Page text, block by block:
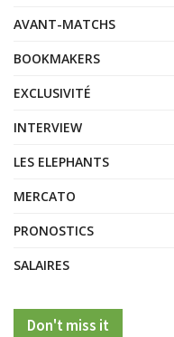
AVANT-MATCHS
BOOKMAKERS
EXCLUSIVITÉ
INTERVIEW
LES ELEPHANTS
MERCATO
PRONOSTICS
SALAIRES
Don't miss it